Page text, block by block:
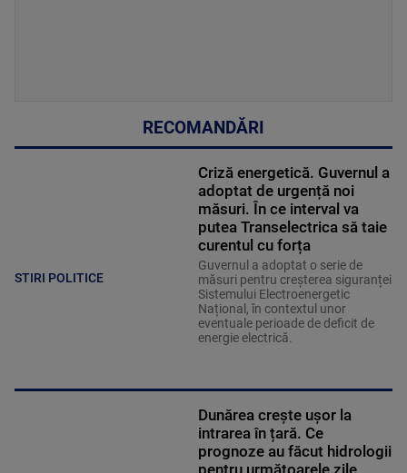
RECOMANDĂRI
STIRI POLITICE
Criză energetică. Guvernul a
adoptat de urgență noi
măsuri. În ce interval va
putea Transelectrica să taie
curentul cu forța
Guvernul a adoptat o serie de
măsuri pentru creșterea siguranței
Sistemului Electroenergetic
Național, în contextul unor
eventuale perioade de deficit de
energie electrică.
Dunărea crește ușor la
intrarea în țară. Ce
prognoze au făcut hidrologii